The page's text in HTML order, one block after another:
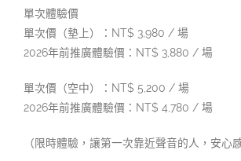
單次體驗價
單次價（墊上）：NT$ 3,980 / 場
2026年前推廣體驗價：NT$ 3,880 / 場
單次價（空中）：NT$ 5,200 / 場
2026年前推廣體驗價：NT$ 4,780 / 場
（限時體驗，讓第一次靠近聲音的人，安心感